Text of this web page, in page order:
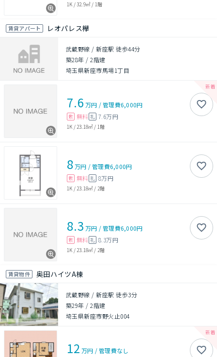
1K /32.9㎡ / 1階
賃貸アパート レオパレス欅
武蔵野線 / 新座駅 徒歩44分
築28年 /2階建
埼玉県新座市馬場1丁目
7.6 万円 /管理費6,000円
敷 無料 礼 7.6万円
1K / 23.18㎡ / 1階
8万円 /管理費6,000円
敷 無料 礼 8万円
1K / 23.18㎡ / 2階
8.3 万円 /管理費6,000円
敷 無料 礼 8.3万円
1K / 23.18㎡ / 2階
賃貸物件 奥田ハイツA棟
武蔵野線 / 新座駅 徒歩3分
築29年 /2階建
埼玉県新座市野火止004
12 万円 /管理費なし